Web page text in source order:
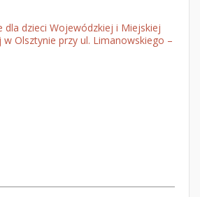
dla dzieci Wojewódzkiej i Miejskiej
w Olsztynie przy ul. Limanowskiego –